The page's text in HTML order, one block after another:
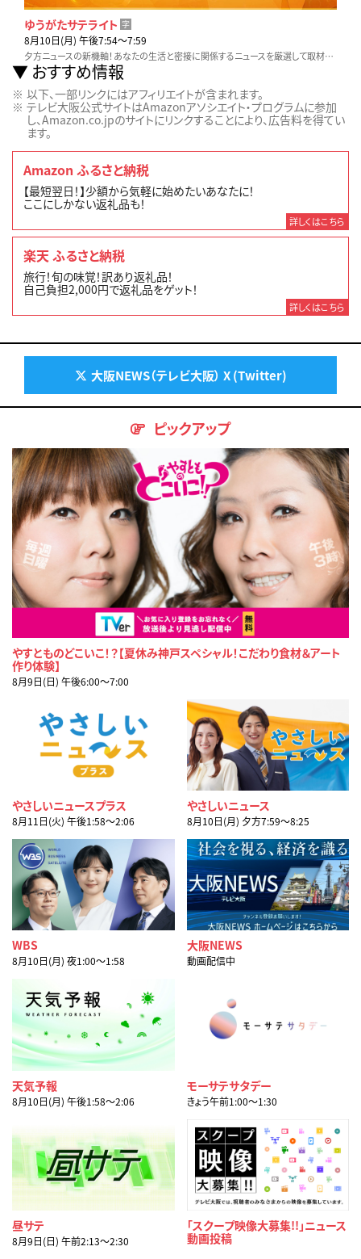
ゆうがたサテライト 字
8月10日(月) 午後7:54〜7:59
夕方ニュースの新機軸！あなたの生活と密接に関係するニュースを厳選して取材。他とは違う視点と切り口でいち早くお伝えします！
おすすめ情報
以下、一部リンクにはアフィリエイトが含まれます。
テレビ大阪公式サイトはAmazonアソシエイト・プログラムに参加
し、Amazon.co.jpのサイトにリンクすることにより、広告料を得てい
ます。
Amazon ふるさと納税
【最短翌日！】少額から気軽に始めたいあなたに！
ここにしかない返礼品も！
詳しくはこちら
楽天 ふるさと納税
旅行！旬の味覚！訳あり返礼品！
自己負担2,000円で返礼品をゲット！
詳しくはこちら
大阪NEWS（テレビ大阪） X (Twitter)
ピックアップ
やすとものどこいこ！？【夏休み神戸スペシャル！こだわり食材＆アート
作り体験】
8月9日(日) 午後6:00〜7:00
やさしいニュースプラス
8月11日(火) 午後1:58〜2:06
やさしいニュース
8月10日(月) 夕方7:59〜8:25
WBS
8月10日(月) 夜1:00〜1:58
大阪NEWS
動画配信中
天気予報
8月10日(月) 午後1:58〜2:06
モーサテサタデー
きょう午前1:00〜1:30
昼サテ
8月9日(日) 午前2:13〜2:30
「スクープ映像大募集!!」ニュース
動画投稿